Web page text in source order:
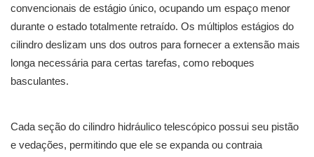
convencionais de estágio único, ocupando um espaço menor
durante o estado totalmente retraído. Os múltiplos estágios do
cilindro deslizam uns dos outros para fornecer a extensão mais
longa necessária para certas tarefas, como reboques
basculantes.
Cada seção do cilindro hidráulico telescópico possui seu pistão
e vedações, permitindo que ele se expanda ou contraia